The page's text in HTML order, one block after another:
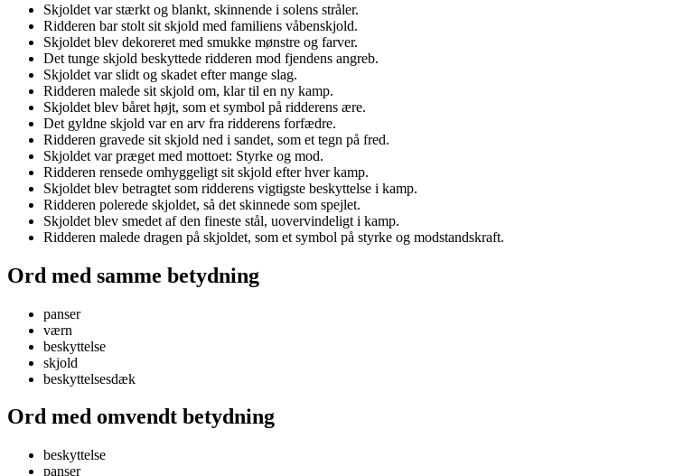
Skjoldet var stærkt og blankt, skinnende i solens stråler.
Ridderen bar stolt sit skjold med familiens våbenskjold.
Skjoldet blev dekoreret med smukke mønstre og farver.
Det tunge skjold beskyttede ridderen mod fjendens angreb.
Skjoldet var slidt og skadet efter mange slag.
Ridderen malede sit skjold om, klar til en ny kamp.
Skjoldet blev båret højt, som et symbol på ridderens ære.
Det gyldne skjold var en arv fra ridderens forfædre.
Ridderen gravede sit skjold ned i sandet, som et tegn på fred.
Skjoldet var præget med mottoet: Styrke og mod.
Ridderen rensede omhyggeligt sit skjold efter hver kamp.
Skjoldet blev betragtet som ridderens vigtigste beskyttelse i kamp.
Ridderen polerede skjoldet, så det skinnede som spejlet.
Skjoldet blev smedet af den fineste stål, uovervindeligt i kamp.
Ridderen malede dragen på skjoldet, som et symbol på styrke og modstandskraft.
Ord med samme betydning
panser
værn
beskyttelse
skjold
beskyttelsesdæk
Ord med omvendt betydning
beskyttelse
panser